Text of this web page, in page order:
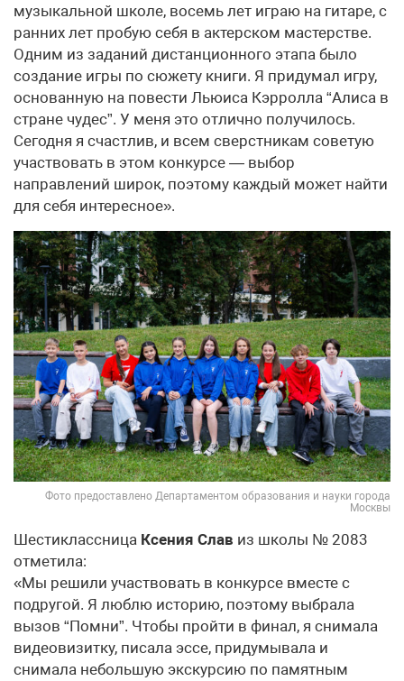
музыкальной школе, восемь лет играю на гитаре, с
ранних лет пробую себя в актерском мастерстве.
Одним из заданий дистанционного этапа было
создание игры по сюжету книги. Я придумал игру,
основанную на повести Льюиса Кэрролла “Алиса в
стране чудес”. У меня это отлично получилось.
Сегодня я счастлив, и всем сверстникам советую
участвовать в этом конкурсе — выбор
направлений широк, поэтому каждый может найти
для себя интересное».
Фото предоставлено Департаментом образования и науки города
Москвы
Шестиклассница Ксения Слав из школы № 2083
отметила:
«Мы решили участвовать в конкурсе вместе с
подругой. Я люблю историю, поэтому выбрала
вызов “Помни”. Чтобы пройти в финал, я снимала
видеовизитку, писала эссе, придумывала и
снимала небольшую экскурсию по памятным